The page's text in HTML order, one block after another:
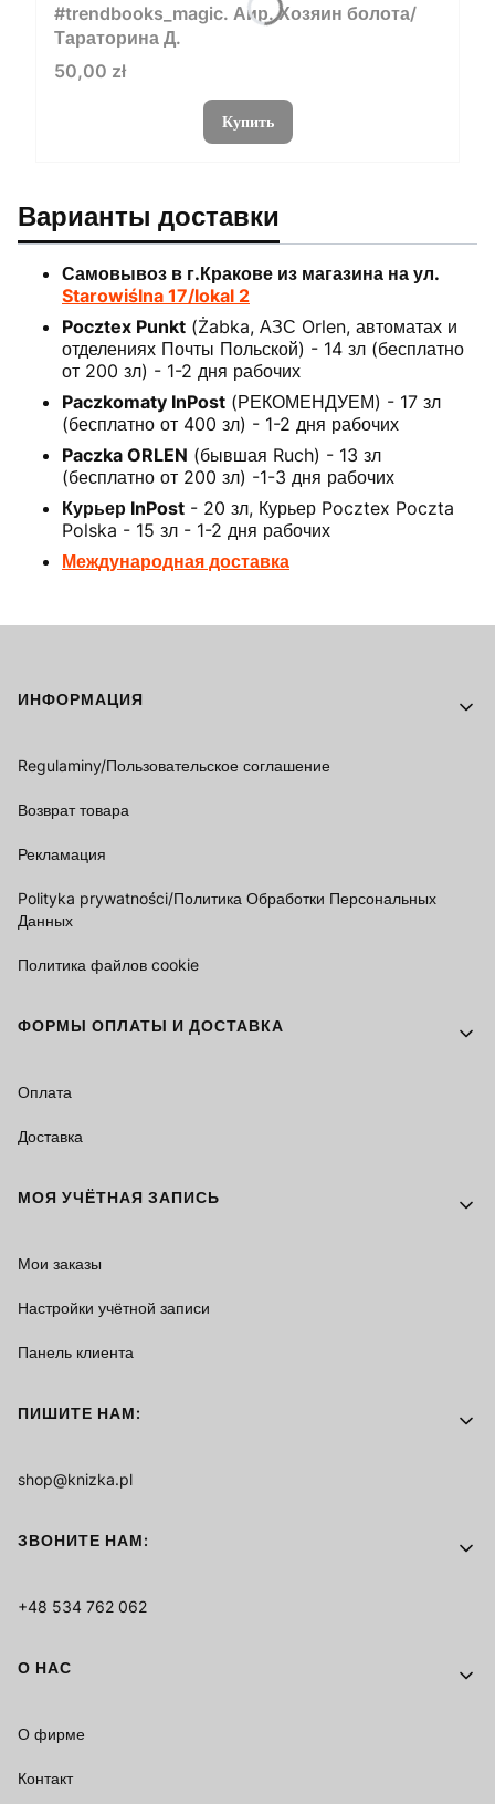
#trendbooks_magic. Аир. Хозяин болота/
Тараторина Д.
Цена
50,00 zł
Купить
Варианты доставки
Самовывоз в г.Кракове из магазина на ул.
Starowiślna 17/lokal 2
Pocztex Punkt (Żabka, АЗС Orlen, автоматах и
отделениях Почты Польской) - 14 зл (бесплатно
от 200 зл) - 1-2 дня рабочих
Paczkomaty InPost (РЕКОМЕНДУЕМ) - 17 зл
(бесплатно от 400 зл) - 1-2 дня рабочих
Paczka ORLEN (бывшая Ruch) - 13 зл
(бесплатно от 200 зл) -1-3 дня рабочих
Курьер InPost - 20 зл, Курьер Pocztex Poczta
Polska - 15 зл - 1-2 дня рабочих
Международная доставка
Footer menu
ИНФОРМАЦИЯ
Regulaminy/Пользовательское соглашение
Возврат товара
Рекламация
Polityka prywatności/Политика Обработки Персональных
Данных
Политика файлов cookie
ФОРМЫ ОПЛАТЫ И ДОСТАВКА
Оплата
Доставка
МОЯ УЧЁТНАЯ ЗАПИСЬ
Мои заказы
Настройки учётной записи
Панель клиента
ПИШИТЕ НАМ:
shop@knizka.pl
ЗВОНИТЕ НАМ:
+48 534 762 062
О НАС
О фирме
Контакт